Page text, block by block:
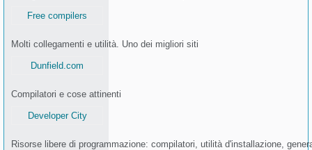
Free compilers
Molti collegamenti e utilità. Uno dei migliori siti
Dunfield.com
Compilatori e cose attinenti
Developer City
Risorse libere di programmazione: compilatori, utilità d'installazione,